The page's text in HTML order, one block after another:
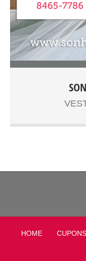
3 –
Lorem Ipsum é
indústria
desconhecido
cupom de
INSTRUÇÕES
HOME